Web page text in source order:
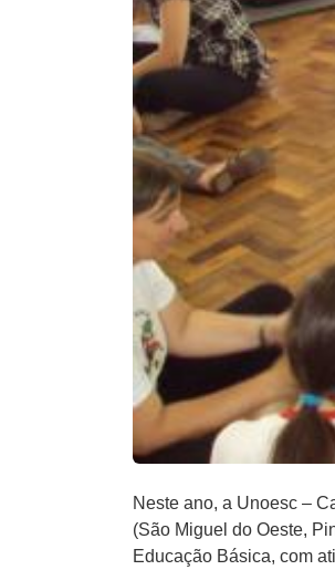
Neste ano, a Unoesc –
(São Miguel do Oeste,
Educação Básica, com